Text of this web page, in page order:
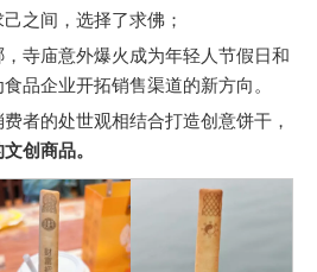
之间，选择了求佛；
寺庙意外爆火成为年轻人节假日和
品企业开拓销售渠道的新方向。
者的处世观相结合打造创意饼干，
创商品。